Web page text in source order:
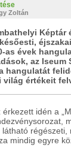
Zoltán
Képtár
as évek
az Iseum
hangulatát
világ értékeit
idén a
mindig egyre